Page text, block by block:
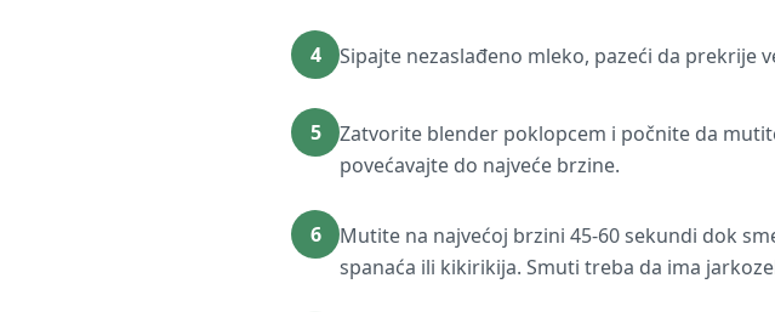
4 Sipajte nezaslađeno mleko, pazeći da prekrije
5
Zatvorite blender poklopcem i počnite da
povećavajte do najveće brzine.
6
Mutite na najvećoj brzini 45-60 sekundi dok
spanaća ili kikirikija. Smuti treba da ima